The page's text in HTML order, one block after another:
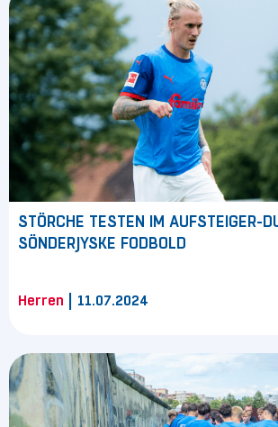
STÖRCHE TESTEN IM AUFSTEIGER-
SÖNDERJYSKE FODBOLD
Herren 11.07.2024